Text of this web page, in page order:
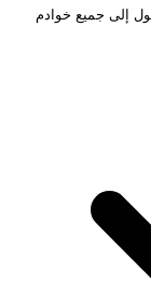
إلى جميع خوادم